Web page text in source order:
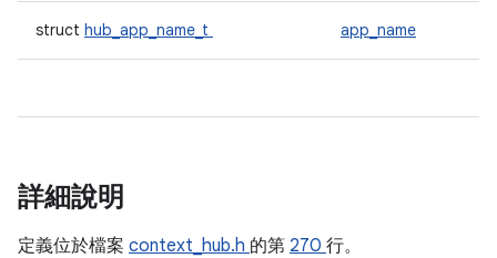
struct hub_app_name_t app_name
詳細說明
定義位於檔案 context_hub.h 的第 270 行。